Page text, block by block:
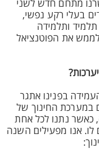
מתחם חדש לשני
בעלי רקע נפשי,
ותלמידה
את הפוטנציאל
בפנינו אתגר
במערכת החינוך של
כאשר נתנו לכל אחת
אנו מפעילים השנה